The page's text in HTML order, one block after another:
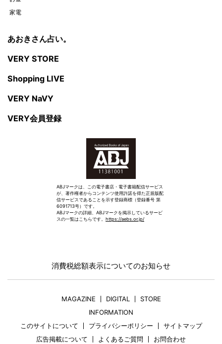
家電
あおきさん占い。
VERY STORE
Shopping LIVE
VERY NaVY
VERY会員登録
ABJマークは、この電子書店・電子書籍配信サービス
が、著作権者からコンテンツ使用許諾を得た正規版配
信サービスであることを示す登録商標（登録番号 第
6091713号）です。
ABJマークの詳細、ABJマークを掲示しているサービ
スの一覧はこちらです。 https://aebs.or.jp/
消費税総額表示についてのお知らせ
MAGAZINE DIGITAL
STORE
INFORMATION
このサイトについて
プライバシーポリシー
サイトマップ
広告掲載について
よくあるご質問 お問合わせ